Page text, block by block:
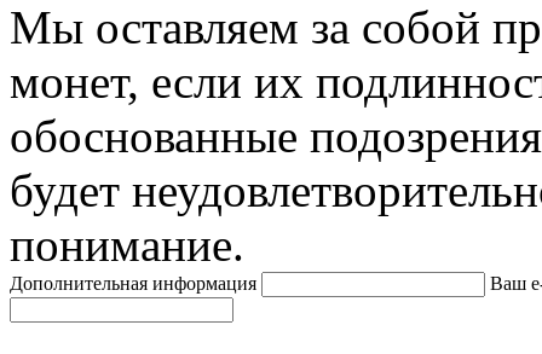
Мы оставляем за собой
монет, если их
обоснованные
будет
понимание.
Дополнительная информация Ваш